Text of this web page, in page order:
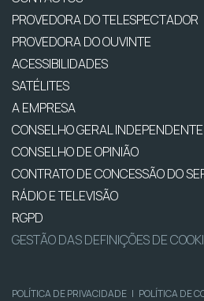
PROVEDORA DO TELESPECTADOR
PROVEDORA DO OUVINTE
ACESSIBILIDADES
SATÉLITES
A EMPRESA
CONSELHO GERAL INDEPENDENTE
CONSELHO DE OPINIÃO
CONTRATO DE CONCESSÃO DO
RÁDIO E TELEVISÃO
RGPD
GESTÃO DAS DEFINIÇÕES DE
POLÍTICA DE PRIVACIDADE | POLÍTICA DE